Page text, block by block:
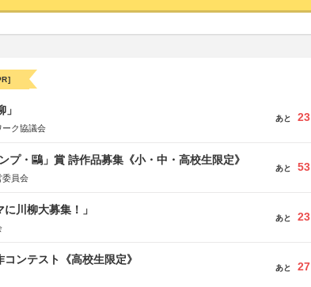
ーク協議会
あと 23
プ・鷗」賞 詩作品募集《小・中・高校生限定》
委員会
あと 53
川柳大募集！」
あと 23
ンテスト《高校生限定》
あと 27